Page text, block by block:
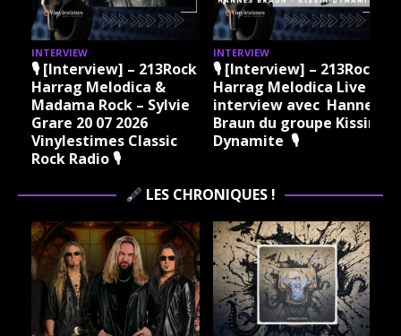
INTERVIEW
🎙 [Interview] – 213Rock
Harrag Melodica &
Madama Rock – Sylvie
Grare 20 07 2026
Vinylestimes Classic
Rock Radio 🎙
INTERVIEW
🎙 [Interview] – 213Rock
Harrag Melodica Live
interview avec Hannes
Braun du groupe Kissin
Dynamite 🎙
LES CHRONIQUES !